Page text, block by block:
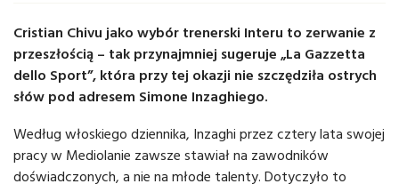
Cristian Chivu jako wybór trenerski Interu to zerwanie z
przeszłością – tak przynajmniej sugeruje „La Gazzetta
dello Sport”, która przy tej okazji nie szczędziła ostrych
słów pod adresem Simone Inzaghiego.
Według włoskiego dziennika, Inzaghi przez cztery lata swojej
pracy w Mediolanie zawsze stawiał na zawodników
doświadczonych, a nie na młode talenty. Dotyczyło to